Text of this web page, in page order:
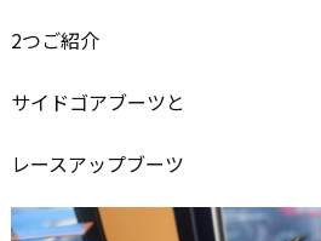
2つご紹介
サイドゴアブーツと
レースアップブーツ